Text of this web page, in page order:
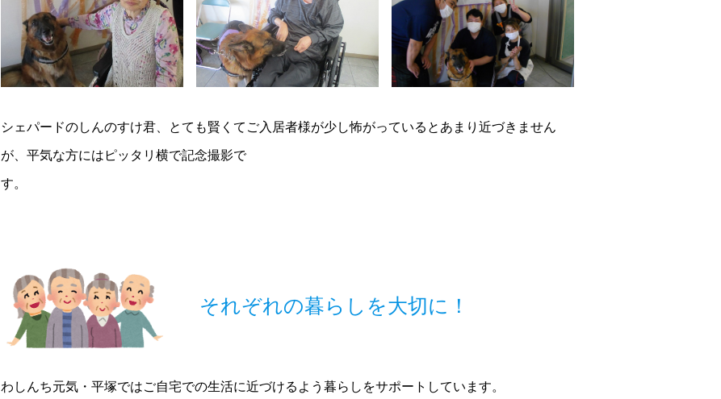
シェパードのしんのすけ君、とても賢くてご入居者様が少し怖がっているとあまり近づきません
が、平気な方にはピッタリ横で記念撮影で
す
それぞれの暮らしを大切に！
わしんち元気・平塚ではご自宅での生活に近づけるよう暮らしをサポートしています。